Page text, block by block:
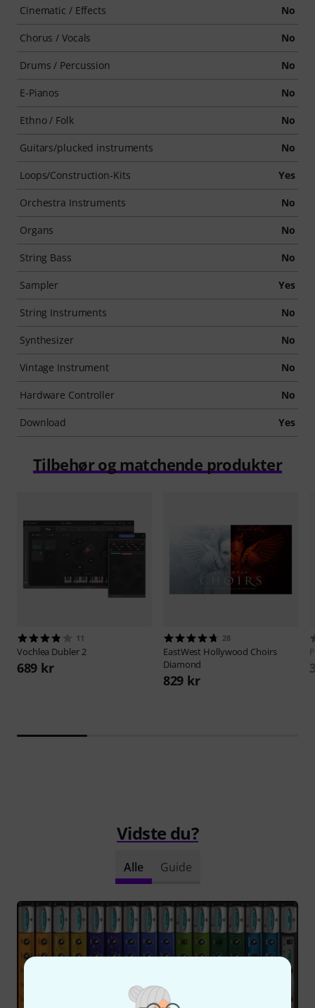
Cinematic / Effects No
Chorus / Vocals No
Drums / Percussion No
E-Pianos No
Ethno / Folk No
Guitars/plucked instruments No
Loops/Construction-Kits Yes
Orchestra Instruments No
Organs No
String Bass No
Sampler Yes
String Instruments No
Synthesizer No
Vintage Instrument No
Hardware Controller No
Download Yes
Tilbehør og matchende produkter
11
Vochlea Dubler 2
689 kr
28
EastWest Hollywood Choirs
Diamond
829 kr
Vidste du?
Alle Guide